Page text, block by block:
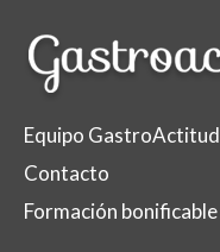
Equipo GastroActitud
Contacto
Formación bonificable